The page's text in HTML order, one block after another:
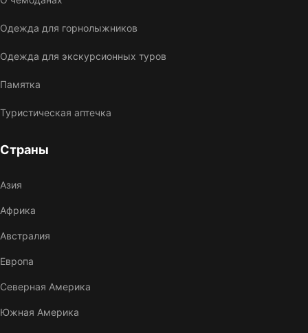
Одежда для горнолыжников
Одежда для экскурсионных туров
Памятка
Туристическая аптечка
Страны
Азия
Африка
Австралия
Европа
Северная Америка
Южная Америка